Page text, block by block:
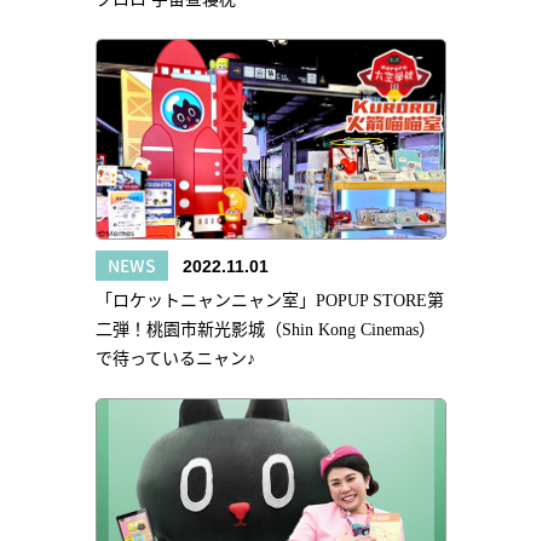
NEWS 2022.11.01
「ロケットニャンニャン室」POPUP STORE第
二弾！桃園市新光影城（Shin Kong Cinemas）
で待っているニャン♪